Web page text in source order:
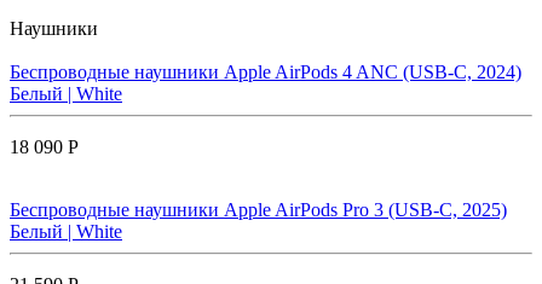
Наушники
Беспроводные наушники Apple AirPods 4 ANC (USB-C, 2024)
Белый | White
18 090 Р
Беспроводные наушники Apple AirPods Pro 3 (USB-C, 2025)
Белый | White